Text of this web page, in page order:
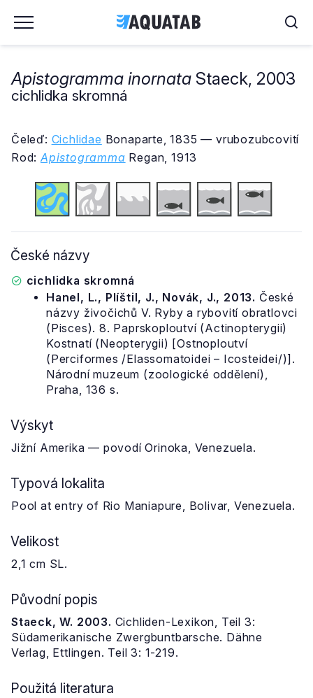
Apistogramma inornata Staeck, 2003
cichlidka skromná
Čeleď: Cichlidae Bonaparte, 1835 — vrubozubcovití
Rod: Apistogramma Regan, 1913
České názvy
cichlidka skromná
Hanel, L., Plíštil, J., Novák, J., 2013. České
názvy živočichů V. Ryby a rybovití obratlovci
(Pisces). 8. Paprskoploutví (Actinopterygii)
Kostnatí (Neopterygii) [Ostnoploutví
(Perciformes /Elassomatoidei – Icosteidei/)].
Národní muzeum (zoologické oddělení),
Praha, 136 s.
Výskyt
Jižní Amerika — povodí Orinoka, Venezuela.
Typová lokalita
Pool at entry of Rio Maniapure, Bolivar, Venezuela.
Velikost
2,1 cm SL.
Původní popis
Staeck, W. 2003. Cichliden-Lexikon, Teil 3:
Südamerikanische Zwergbuntbarsche. Dähne
Verlag, Ettlingen. Teil 3: 1-219.
Použitá literatura